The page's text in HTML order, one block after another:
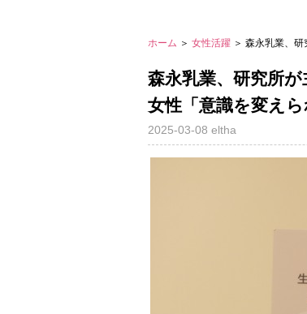
ホーム ＞ 女性活躍 ＞ 森永乳業、
森永乳業、研究所
女性「意識を変え
2025-03-08 eltha